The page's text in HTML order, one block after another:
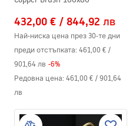
432,00 € / 844,92 лв
Най-ниска цена през 30-те дни
преди отстъпката: 461,00 € /
901,64 лв -6%
Редовна цена: 461,00 € / 901,64
лв